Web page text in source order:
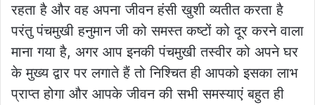
रहता है और वह अपना जीवन हंसी खुशी व्यतीत करता है
परंतु पंचमुखी हनुमान जी को समस्त कष्टों को दूर करने वाला
माना गया है, अगर आप इनकी पंचमुखी तस्वीर को अपने घर
के मुख्य द्वार पर लगाते हैं तो निश्चित ही आपको इसका लाभ
प्राप्त होगा और आपके जीवन की सभी समस्याएं बहुत ही